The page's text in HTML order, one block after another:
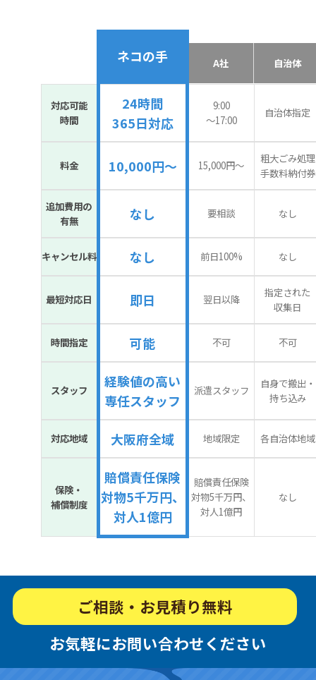
ネコの手 A社 自治体
対応可能
時間
24時間
365日対応
9:00
〜17:00
自治体指定
料金 10,000円～ 15,000円〜
粗大ごみ処理
手数料納付券
追加費用の
有無
なし 要相談 なし
キャンセル料 なし 前日100% なし
最短対応日 即日 翌日以降
指定された
収集日
時間指定 可能 不可 不可
スタッフ
経験値の高い
専任スタッフ
派遣スタッフ
自身で搬出・
持ち込み
対応地域 大阪府全域 地域限定 各自治体地域
保険・
補償制度
賠償責任保険
対物5千万円、
対人1億円
賠償責任保険
対物5千万円、
対人1億円
なし
ご相談・お見積り無料
お気軽にお問い合わせください